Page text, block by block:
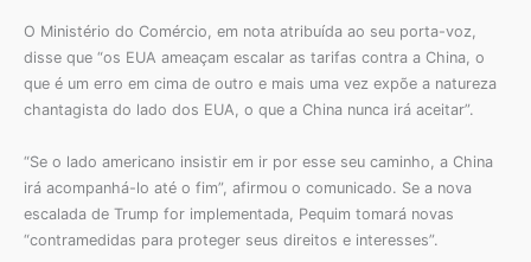
O Ministério do Comércio, em nota atribuída ao seu porta-voz,
disse que “os EUA ameaçam escalar as tarifas contra a China, o
que é um erro em cima de outro e mais uma vez expõe a natureza
chantagista do lado dos EUA, o que a China nunca irá aceitar”.
“Se o lado americano insistir em ir por esse seu caminho, a China
irá acompanhá-lo até o fim”, afirmou o comunicado. Se a nova
escalada de Trump for implementada, Pequim tomará novas
“contramedidas para proteger seus direitos e interesses”.